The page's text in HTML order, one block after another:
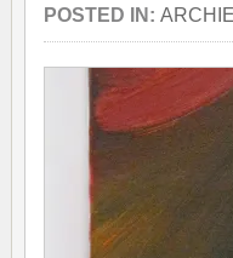
POSTED IN: